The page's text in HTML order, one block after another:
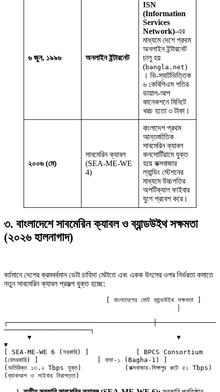
৬ জুন, ১৯৯৬ অনলাইন ইন্টারনেট
ISN
(Information
Services
Network)-এর
মাধ্যমে দেশে প্রথম
অনলাইন ইন্টারনেট
চালু হয়
(bangla.net)
। ভি-স্যাটভিত্তিক
৬ কেবিপিএস গতির
ডায়াল-আপ
কানেকশনে মিনিটে
খরচ হতো ৩ টাকা।
২০০৬ (মে)
সাবমেরিন ক্যাবল
(SEA-ME-WE
4)
বাংলাদেশ প্রথম
আন্তর্জাতিক
সাবমেরিন ক্যাবল
কনসোর্টিয়ামে যুক্ত
হয়ে কক্সবাজার
ল্যান্ডিং স্টেশনের
মাধ্যমে উচ্চগতির
অপটিক্যাল ফাইবার
যুগে প্রবেশ করে।
৩. বাংলাদেশে সাবমেরিন ক্যাবল ও ব্যান্ডউইথ সক্ষমতা
(২০২৬ হালনাগাদ)
বর্তমানে দেশের ক্রমবর্ধমান ডেটা চাহিদা মেটাতে এবং একক উৎসের ওপর নির্ভরতা কমাতে
নতুন সাবমেরিন ক্যাবল প্রকল্প যুক্ত হচ্ছে:
┌─────────────────────────────────────┼───────────────
──────────────────────┐
▼
[ SEA-ME-WE 6 (সরকারি) ]            [ BPCS Consortium
(বেসরকারি) ]               [ বাঘা-১ (Bagha-1) ]
(অতিরিক্ত ১৩.২ Tbps যুক্ত)           (কক্সবাজার-সিঙ্গাপুর রুটে ৫১ Tbps)